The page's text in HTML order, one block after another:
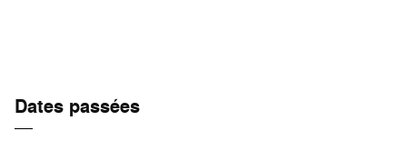
Dates passées